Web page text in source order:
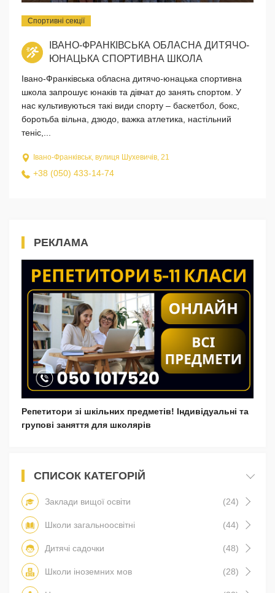
Спортивні секції
ІВАНО-ФРАНКІВСЬКА ОБЛАСНА ДИТЯЧО-
ЮНАЦЬКА СПОРТИВНА ШКОЛА
Івано-Франківська обласна дитячо-юнацька спортивна
школа запрошує юнаків та дівчат до занять спортом. У
нас культивуються такі види спорту – баскетбол, бокс,
боротьба вільна, дзюдо, важка атлетика, настільний
теніс,...
Івано-Франківськ, вулиця Шухевичів, 21
+38 (050) 433-14-74
СПИСОК КАТЕГОРІЙ
Заклади вищої освіти (24)
Школи загальноосвітні (44)
Дитячі садочки (48)
Школи іноземних мов (28)
РЕКЛАМА
Репетитори зі шкільних предметів! Індивідуальні та
групові заняття для школярів